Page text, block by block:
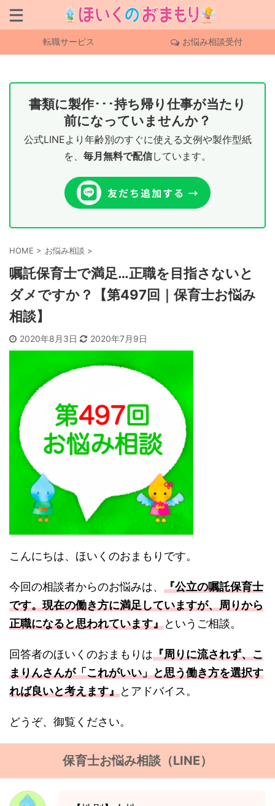
転職サービス お悩み相談受付
書類に製作･･･持ち帰り仕事が当たり
前になっていませんか？
公式LINEより年齢別のすぐに使える文例や製作型紙
を、 毎月無料で配信しています。
HOME > お悩み相談 >
嘱託保育士で満足…正職を目指さないと
ダメですか？【第497回｜保育士お悩み
相談】
2020年8月3日 2020年7月9日
こんにちは、ほいくのおまもりです。
今回の相談者からのお悩みは、 『公立の嘱託保育士
です。現在の働き方に満足していますが、周りから
正職になると思われています』というご相談。
回答者のほいくのおまもりは『周りに流されず、こ
まりんさんが「これがいい」と思う働き方を選択す
れば良いと考えます』とアドバイス。
どうぞ、御覧ください。
保育士お悩み相談（LINE）